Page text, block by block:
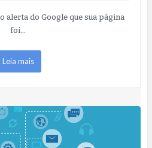
alerta do Google que sua página
foi…
Leia mais